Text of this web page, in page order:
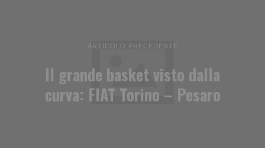
ARTICOLO PRECEDENTE
Il grande basket visto dalla
curva: FIAT Torino – Pesaro